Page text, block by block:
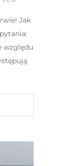
Jak
względu